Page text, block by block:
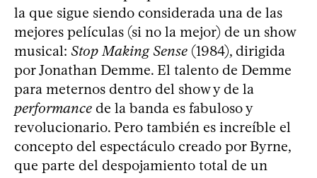
la que sigue siendo considerada una de las
mejores películas (si no la mejor) de un show
musical: Stop Making Sense (1984), dirigida
por Jonathan Demme. El talento de Demme
para meternos dentro del show y de la
performance de la banda es fabuloso y
revolucionario. Pero también es increíble el
concepto del espectáculo creado por Byrne,
que parte del despojamiento total de un